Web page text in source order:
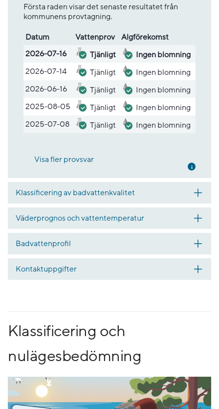
Första raden visar det senaste resultatet från
kommunens provtagning.
Lista med provsvar
Datum Vatten­prov
Alg­före­komst
2026-07-16
Tjänligt
Ingen blomning
2026-07-14
Tjänligt
Ingen blomning
2026-06-16
Tjänligt
Ingen blomning
2025-08-05
Tjänligt
Ingen blomning
2025-07-08
Tjänligt Ingen blomning
Visa fler provsvar Mer
Klassificering av badvattenkvalitet
Väderprognos och vattentemperatur
Badvattenprofil
Kontaktuppgifter
Klassificering och
nulägesbedömning